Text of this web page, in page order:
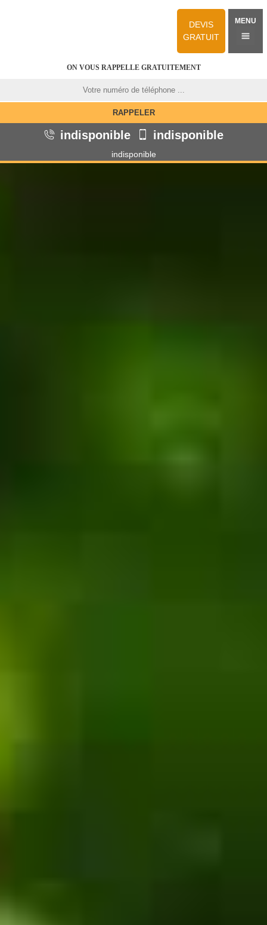
DEVIS
GRATUIT
MENU
ON VOUS RAPPELLE GRATUITEMENT
indisponible indisponible
indisponible